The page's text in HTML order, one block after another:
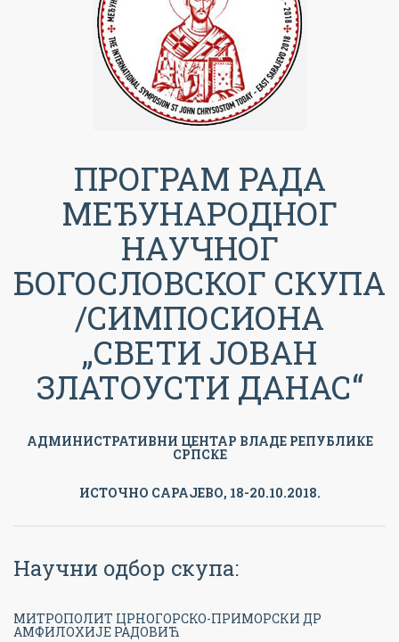
ПРОГРАМ РАДА
МЕЂУНАРОДНОГ
НАУЧНОГ
БОГОСЛОВСКОГ СКУПА
/СИМПОСИОНА
„СВЕТИ ЈОВАН
ЗЛАТОУСТИ ДАНАС“
АДМИНИСТРАТИВНИ ЦЕНТАР ВЛАДЕ РЕПУБЛИКЕ
СРПСКЕ
ИСТОЧНО САРАЈЕВО, 18-20.10.2018.
Научни одбор скупа:
МИТРОПОЛИТ ЦРНОГОРСКО-ПРИМОРСКИ ДР
АМФИЛОХИЈЕ РАДОВИЋ